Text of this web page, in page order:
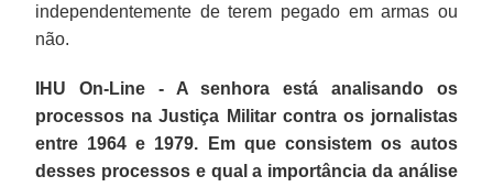
independentemente de terem pegado em armas ou
não.
IHU On-Line - A senhora está analisando os
processos na Justiça Militar contra os jornalistas
entre 1964 e 1979. Em que consistem os autos
desses processos e qual a importância da análise